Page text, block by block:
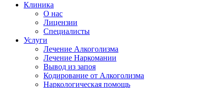
Клиника
О нас
Лицензии
Специалисты
Услуги
Лечение Алкоголизма
Лечение Наркомании
Вывод из запоя
Кодирование от Алкоголизма
Наркологическая помощь